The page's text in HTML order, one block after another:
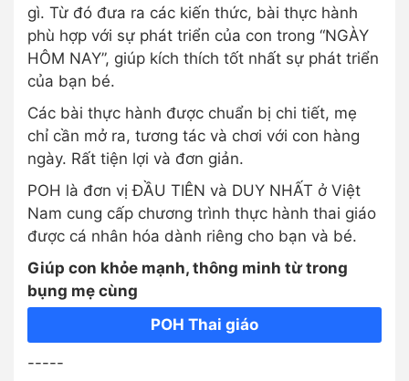
gì. Từ đó đưa ra các kiến thức, bài thực hành
phù hợp với sự phát triển của con trong “NGÀY
HÔM NAY”, giúp kích thích tốt nhất sự phát triển
của bạn bé.
Các bài thực hành được chuẩn bị chi tiết, mẹ
chỉ cần mở ra, tương tác và chơi với con hàng
ngày. Rất tiện lợi và đơn giản.
POH là đơn vị ĐẦU TIÊN và DUY NHẤT ở Việt
Nam cung cấp chương trình thực hành thai giáo
được cá nhân hóa dành riêng cho bạn và bé.
Giúp con khỏe mạnh, thông minh từ trong
bụng mẹ cùng
POH Thai giáo
-----